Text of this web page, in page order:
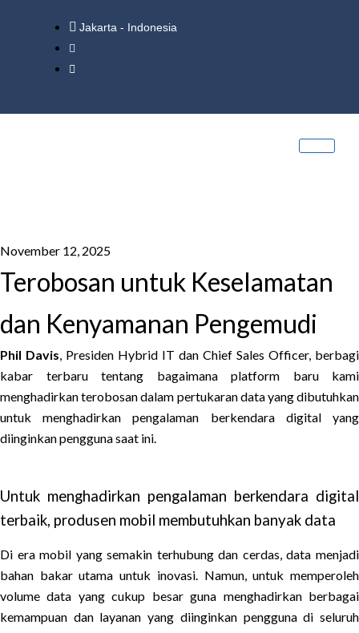
Jakarta - Indonesia
November 12, 2025
Terobosan untuk Keselamatan
dan Kenyamanan Pengemudi
Phil Davis, Presiden Hybrid IT dan Chief Sales Officer, berbagi
kabar terbaru tentang bagaimana platform baru kami
menghadirkan terobosan dalam pertukaran data yang dibutuhkan
untuk menghadirkan pengalaman berkendara digital yang
diinginkan pengguna saat ini.
Untuk menghadirkan pengalaman berkendara digital
terbaik, produsen mobil membutuhkan banyak data
Di era mobil yang semakin terhubung dan cerdas, data menjadi
bahan bakar utama untuk inovasi. Namun, untuk memperoleh
volume data yang cukup besar guna menghadirkan berbagai
kemampuan dan layanan yang diinginkan pengguna di seluruh